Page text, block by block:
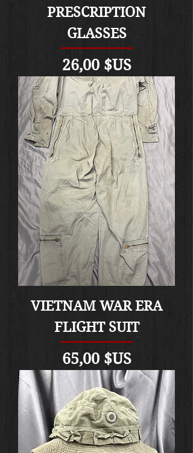
PRESCRIPTION
GLASSES
Prix
26,00 $US
VIETNAM WAR ERA
FLIGHT SUIT
Prix
65,00 $US